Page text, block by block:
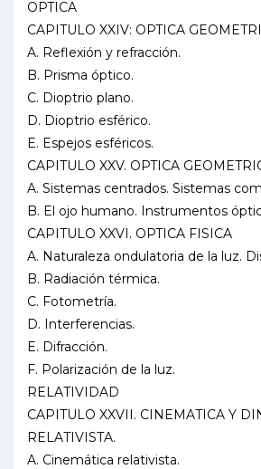
OPTICA
CAPITULO XXIV: OPTICA
A. Reflexión y refracción.
B. Prisma óptico.
C. Dioptrio plano.
D. Dioptrio esférico.
E. Espejos esféricos.
CAPITULO XXV. OPTICA
A. Sistemas centrados. Sistemas
B. El ojo humano. Instrumentos
CAPITULO XXVI. OPTICA FISICA
A. Naturaleza ondulatoria de la luz.
B. Radiación térmica.
C. Fotometría.
D. Interferencias.
E. Difracción.
F. Polarización de la luz.
RELATIVIDAD
CAPITULO XXVII. CINEMATICA Y
RELATIVISTA.
A. Cinemática relativista.